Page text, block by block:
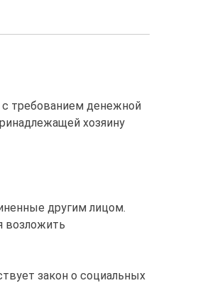
с требованием денежной
хозяину
другим лицом.
возложить
закон о социальных